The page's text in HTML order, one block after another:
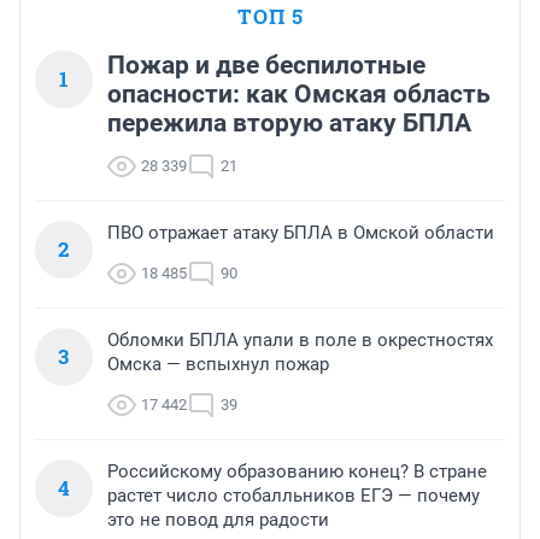
ТОП 5
1
Пожар и две беспилотные
опасности: как Омская область
пережила вторую атаку БПЛА
28 339 21
2
ПВО отражает атаку БПЛА в Омской области
18 485 90
3
Обломки БПЛА упали в поле в окрестностях
Омска — вспыхнул пожар
17 442 39
4
Российскому образованию конец? В стране
растет число стобалльников ЕГЭ — почему
это не повод для радости